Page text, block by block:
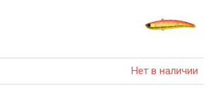
Нет в наличии